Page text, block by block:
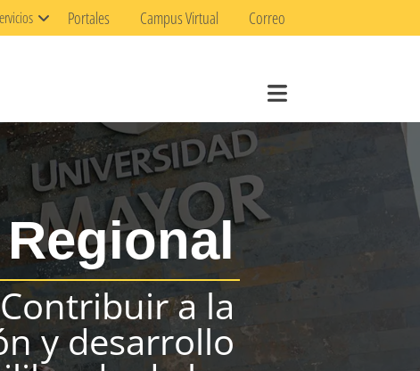
Portales Campus Virtual Correo
Contribuir a la
y desarrollo